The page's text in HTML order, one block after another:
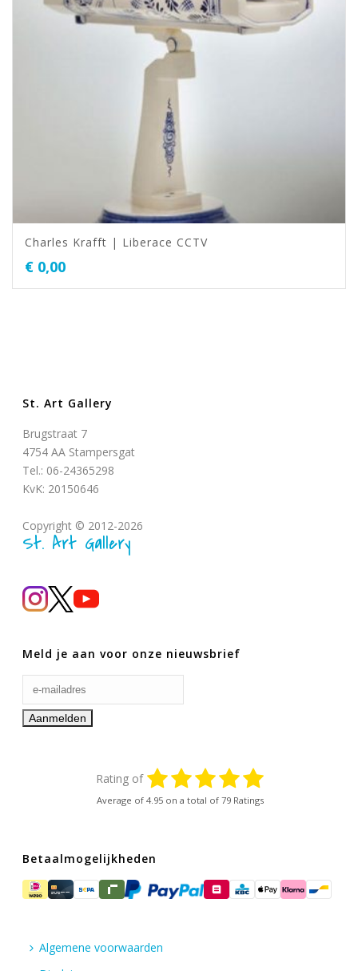
Charles Krafft | Liberace CCTV
€ 0,00
St. Art Gallery
Brugstraat 7
4754 AA Stampersgat
Tel.: 06-24365298
KvK: 20150646
Copyright © 2012-2026
St. Art Gallery
Meld je aan voor onze nieuwsbrief
Rating of
Average of 4.95 on a total of 79 Ratings
Betaalmogelijkheden
Algemene voorwaarden